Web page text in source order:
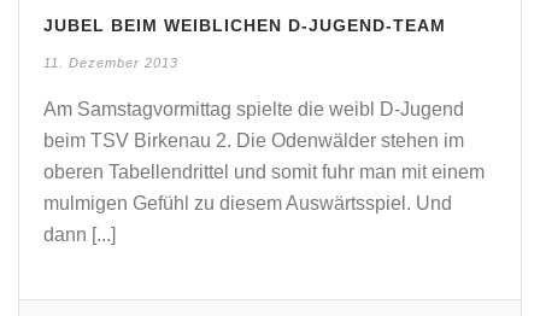
JUBEL BEIM WEIBLICHEN D-JUGEND-TEAM
11. Dezember 2013
Am Samstagvormittag spielte die weibl D-Jugend
beim TSV Birkenau 2. Die Odenwälder stehen im
oberen Tabellendrittel und somit fuhr man mit einem
mulmigen Gefühl zu diesem Auswärtsspiel. Und
dann [...]